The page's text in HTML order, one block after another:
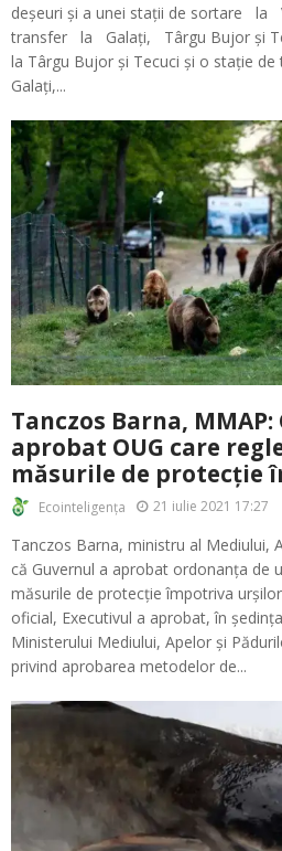
deșeuri și a unei stații de sortare
transfer la Galați, Târgu Bujor și
la Târgu Bujor și Tecuci și o stație
Galați,...
Tanczos Barna,
aprobat OUG care
măsurile de protecție
Ecointeligența 21 iulie 2021 17:27
Tanczos Barna, ministru al Mediului,
că Guvernul a aprobat ordonanța de
măsurile de protecție împotriva
oficial, Executivul a aprobat, în
Ministerului Mediului, Apelor și
privind aprobarea metodelor de...